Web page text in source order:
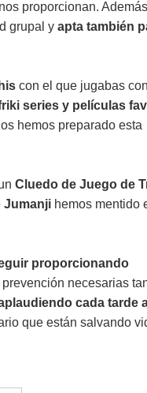
proporcionan.
grupal y apta también
con el que jugabas
series y películas
os hemos preparado esta
Cluedo de Juego de
Jumanji hemos mentido
proporcionando
necesarias
cada tarde
que están salvando